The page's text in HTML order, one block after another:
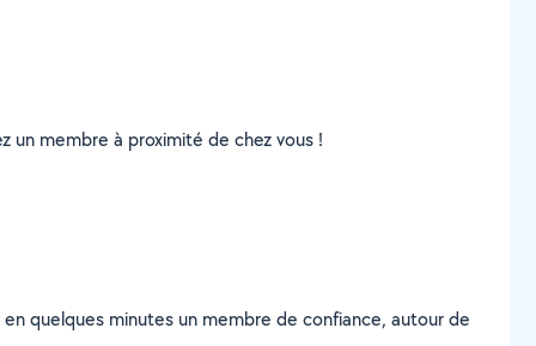
un membre à proximité de chez vous !
quelques minutes un membre de confiance, autour de